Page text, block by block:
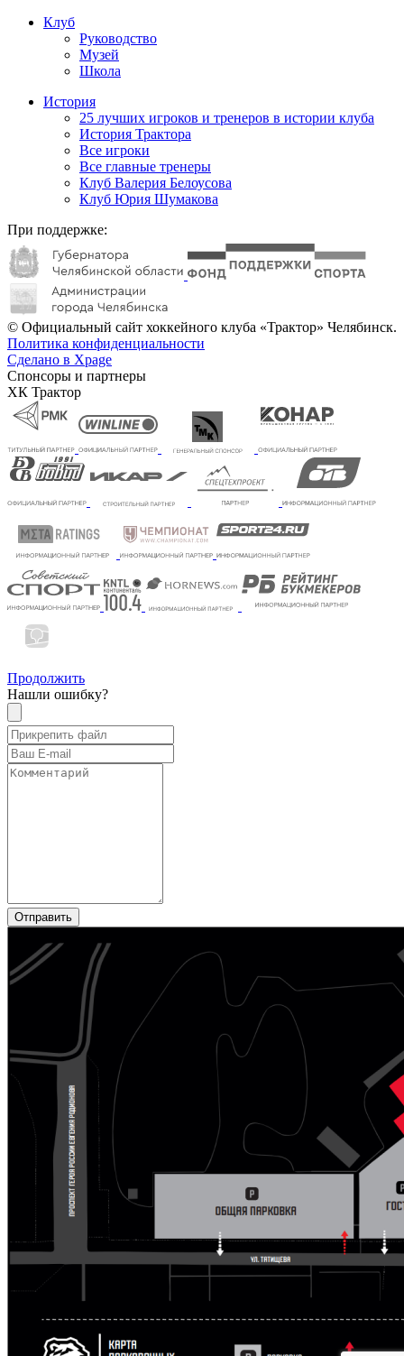
Клуб
Руководство
Музей
Школа
История
25 лучших игроков и тренеров в истории клуба
История Трактора
Все игроки
Все главные тренеры
Клуб Валерия Белоусова
Клуб Юрия Шумакова
При поддержке:
© Официальный сайт хоккейного клуба «Трактор» Челябинск.
Политика конфиденциальности
Сделано в Xpage
Спонсоры и партнеры
ХК Трактор
Продолжить
Нашли ошибку?